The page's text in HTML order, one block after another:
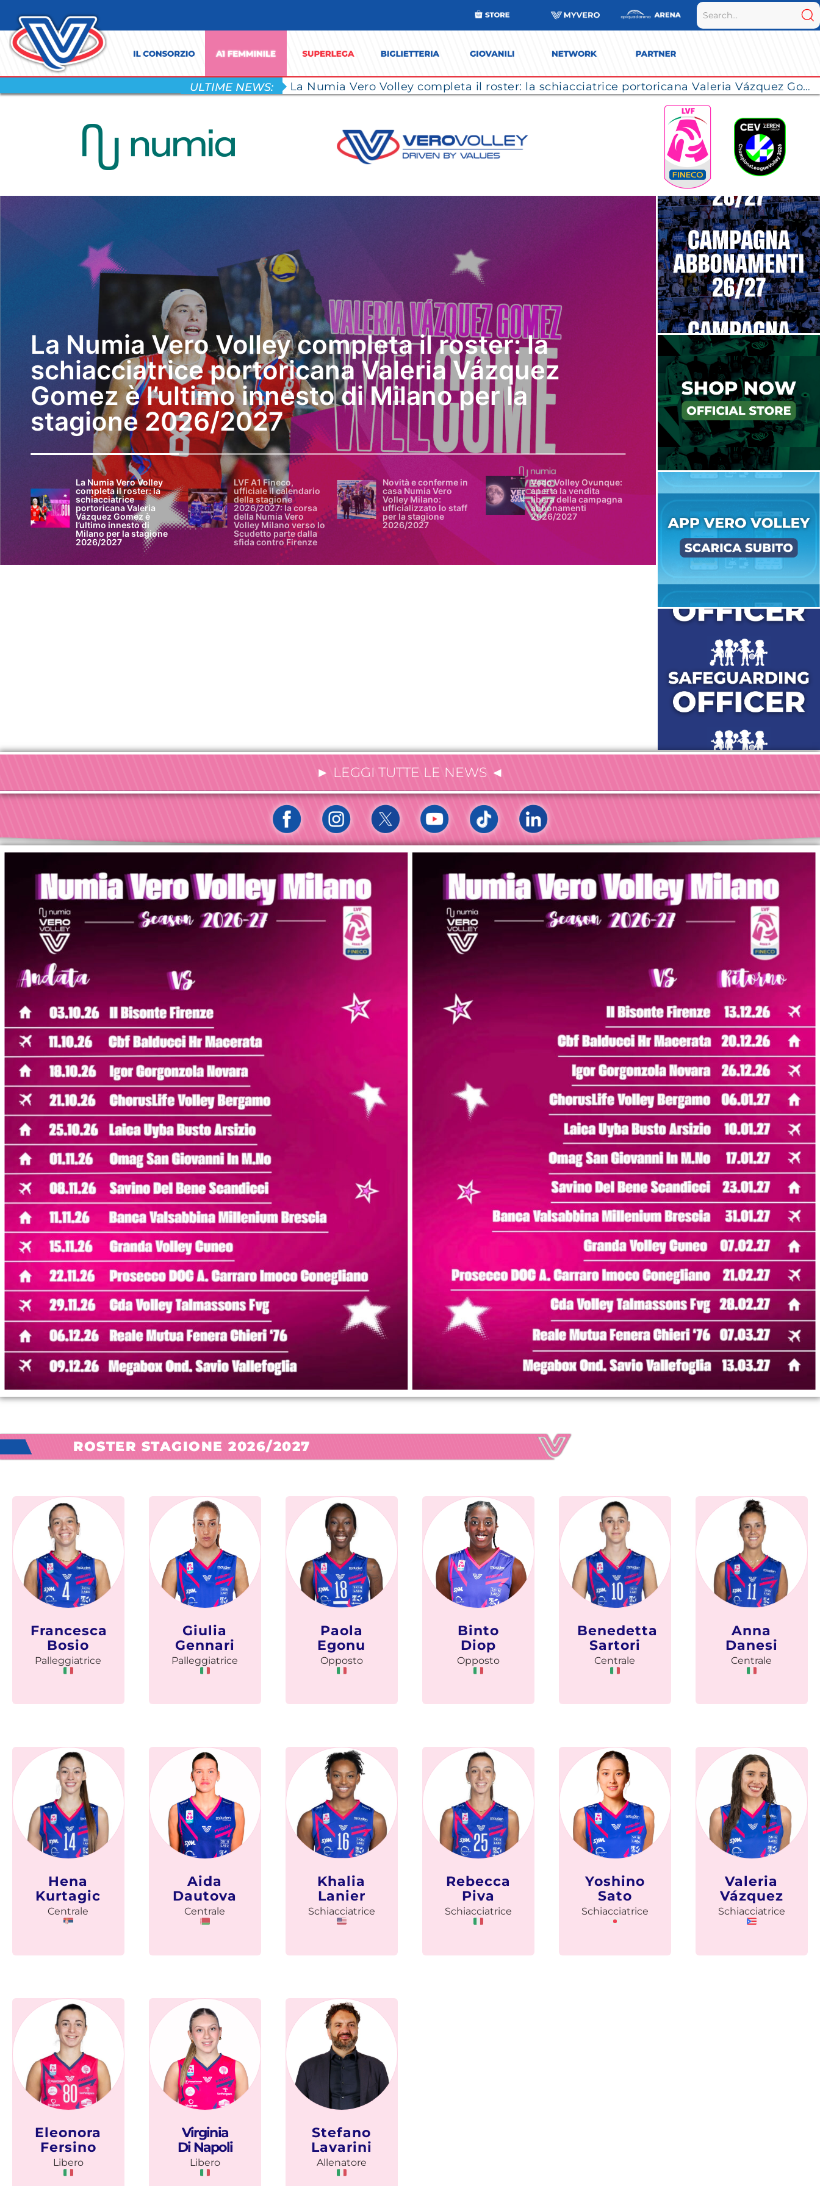
ULTIME NEWS: La Numia Vero Volley completa il roster: la schiacciatrice portoricana Valeria Vázquez Gomez è l’ultimo innesto di Milano per la stagione 2026/2027
La Numia Vero Volley completa il roster: la
schiacciatrice portoricana Valeria Vázquez
Gomez è l’ultimo innesto di Milano per la
stagione 2026/2027
La Numia Vero Volley
completa il roster: la
schiacciatrice
portoricana Valeria
Vázquez Gomez è
l’ultimo innesto di
Milano per la stagione
2026/2027
LVF A1 Fineco,
ufficiale il calendario
della stagione
2026/2027: la corsa
della Numia Vero
Volley Milano verso lo
Scudetto parte dalla
sfida contro Firenze
Novità e conferme in
casa Numia Vero
Volley Milano:
ufficializzato lo staff
per la stagione
2026/2027
Vedo Volley Ovunque:
aperta la vendita
libera della campagna
abbonamenti
2026/2027
► LEGGI TUTTE LE NEWS ◄
ROSTER STAGIONE 2026/2027
Francesca
Bosio
Palleggiatrice
Giulia
Gennari
Palleggiatrice
Paola
Egonu
Opposto
Binto
Diop
Opposto
Benedetta
Sartori
Centrale
Anna
Danesi
Centrale
Hena
Kurtagic
Centrale
Aida
Dautova
Centrale
Khalia
Lanier
Schiacciatrice
Rebecca
Piva
Schiacciatrice
Yoshino
Sato
Schiacciatrice
Valeria
Vázquez
Schiacciatrice
Eleonora
Fersino
Libero
Virginia
Di Napoli
Libero
Stefano
Lavarini
Allenatore